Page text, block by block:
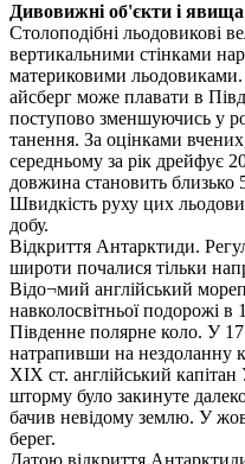
Дивовижні об'єкти і явища
Столоподібні льодовикові
вертикальними стінками
материковими
айсберг може плавати в
поступово зменшуючись у
танення. За оцінками
середньому за рік дрейфує
довжина становить
Швидкість руху цих
добу.
Відкриття Антарктиди.
широти почалися тільки
Відо¬мий англійський
навколосвітньої подорожі в
Південне полярне коло. У
натрапивши на нездоланну
XIX ст. англійський капітан
шторму було закинуте
бачив невідому землю. У
берег.
Датою відкриття